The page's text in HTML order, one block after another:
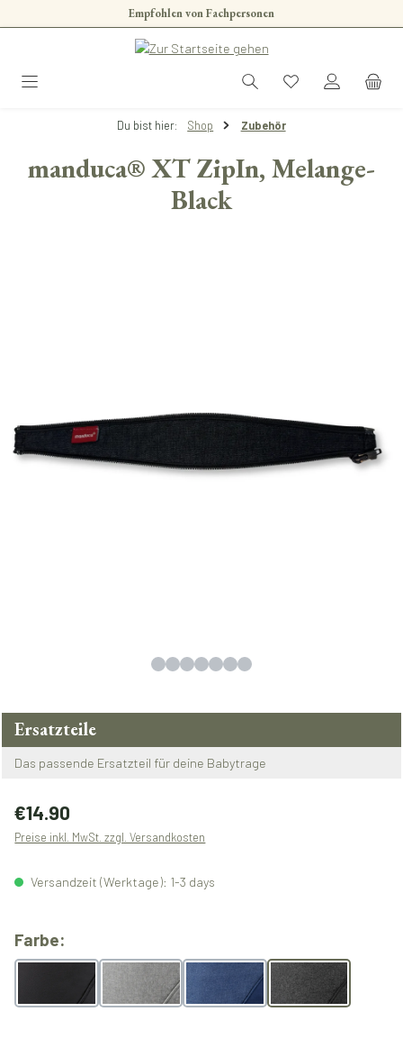
Zum Hauptinhalt springenEmpfohlen von Fachpersonen
Du bist hier: Shop Zubehör
manduca® XT ZipIn, Melange-
Black
Ersatzteile
Das passende Ersatzteil für deine Babytrage
Regulärer Preis:
€14.90
Preise inkl. MwSt. zzgl. Versandkosten
Versandzeit (Werktage): 1-3 days
Farbe:
monochrome obsidian
melangegrey melangeblue melangeblack